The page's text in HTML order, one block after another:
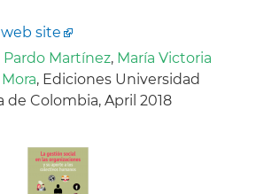
web site
Pardo Martínez, María Victoria
, Ediciones Universidad
de Colombia, April 2018